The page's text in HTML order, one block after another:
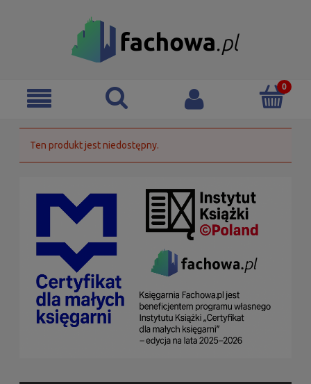
Ten produkt jest niedostępny.